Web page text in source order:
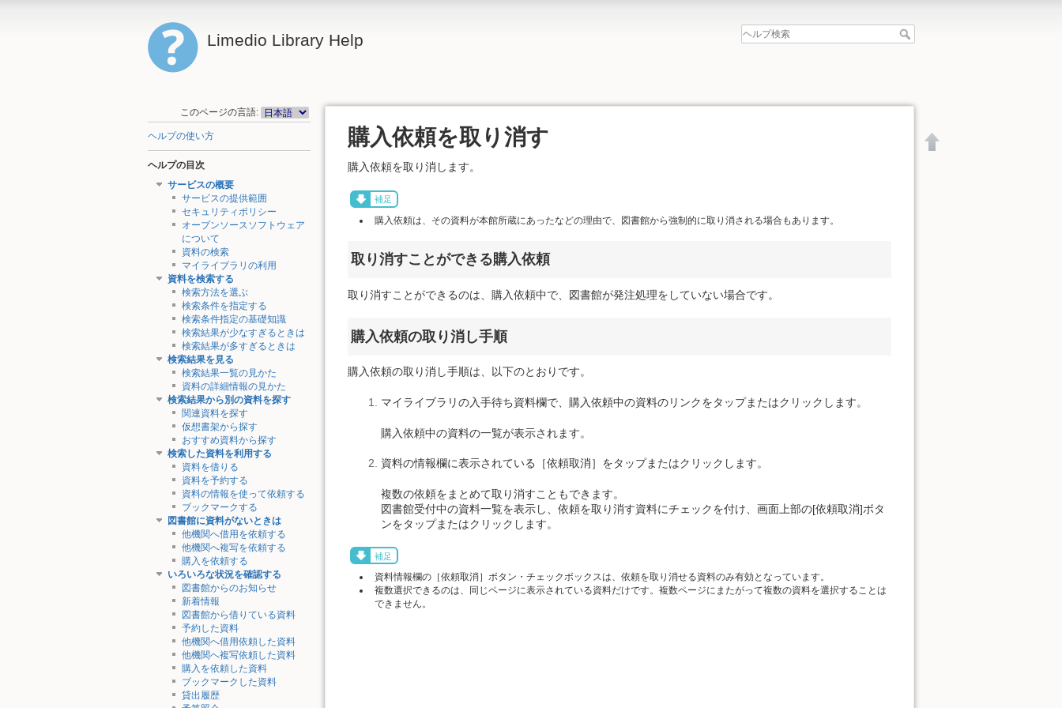
Limedio Library Help
このページの言語:
ヘルプの使い方
ヘルプの目次
サービスの概要
サービスの提供範囲
セキュリティポリシー
オープンソースソフトウェア
について
資料の検索
マイライブラリの利用
資料を検索する
検索方法を選ぶ
検索条件を指定する
検索条件指定の基礎知識
検索結果が少なすぎるときは
検索結果が多すぎるときは
検索結果を見る
検索結果一覧の見かた
資料の詳細情報の見かた
検索結果から別の資料を探す
関連資料を探す
仮想書架から探す
おすすめ資料から探す
検索した資料を利用する
資料を借りる
資料を予約する
資料の情報を使って依頼する
ブックマークする
図書館に資料がないときは
他機関へ借用を依頼する
他機関へ複写を依頼する
購入を依頼する
いろいろな状況を確認する
図書館からのお知らせ
新着情報
図書館から借りている資料
予約した資料
他機関へ借用依頼した資料
他機関へ複写依頼した資料
購入を依頼した資料
ブックマークした資料
貸出履歴
購入依頼を取り消す
購入依頼を取り消します。
補足
購入依頼は、その資料が本館所蔵にあったなどの理由で、図書館から強制的に取り消される場合もあります。
取り消すことができる購入依頼
取り消すことができるのは、購入依頼中で、図書館が発注処理をしていない場合です。
購入依頼の取り消し手順
購入依頼の取り消し手順は、以下のとおりです。
マイライブラリの入手待ち資料欄で、購入依頼中の資料のリンクをタップまたはクリックします。
購入依頼中の資料の一覧が表示されます。
資料の情報欄に表示されている［依頼取消］をタップまたはクリックします。
複数の依頼をまとめて取り消すこともできます。
図書館受付中の資料一覧を表示し、依頼を取り消す資料にチェックを付け、画面上部の[依頼取消]ボタ
ンをタップまたはクリックします。
補足
資料情報欄の［依頼取消］ボタン・チェックボックスは、依頼を取り消せる資料のみ有効となっています。
複数選択できるのは、同じページに表示されている資料だけです。複数ページにまたがって複数の資料を選択することは
できません。